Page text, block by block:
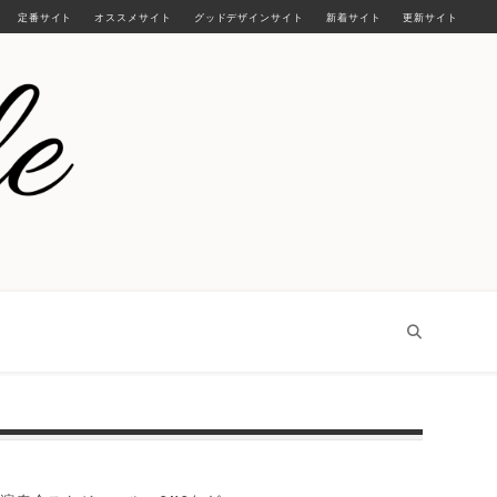
更新サイト
新着サイト
グッドデザインサイト
オススメサイト
定番サイト